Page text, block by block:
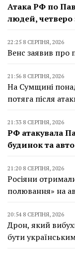
Атака РФ по
людей, четверо
22:25 8 СЕРПНЯ, 2026
Венс заявив про
21:56 8 СЕРПНЯ, 2026
На Сумщині
потяга після
21:33 8 СЕРПНЯ, 2026
РФ атакувала
будинок та
21:20 8 СЕРПНЯ, 2026
Росіяни
полювання» на
20:54 8 СЕРПНЯ, 2026
Дрон, який
бути